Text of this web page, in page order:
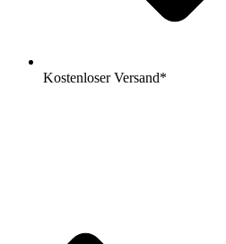
Kostenloser Versand*